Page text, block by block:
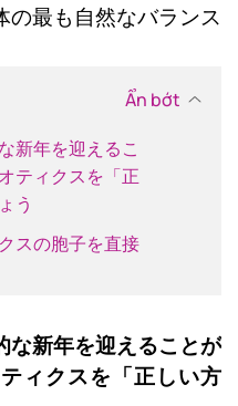
の最も自然なバランス
Ẩn bớt
新年を迎えるこ
ティクスを「正
う
スの胞子を直接
な新年を迎えることが
ィクスを「正しい方